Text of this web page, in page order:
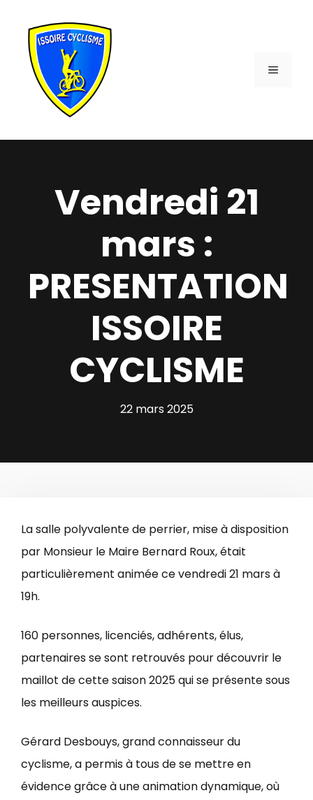
contenu
MENU
Vendredi 21
mars :
PRESENTATION
ISSOIRE
CYCLISME
22 mars 2025
La salle polyvalente de perrier, mise à disposition
par Monsieur le Maire Bernard Roux, était
particulièrement animée ce vendredi 21 mars à
19h.
160 personnes, licenciés, adhérents, élus,
partenaires se sont retrouvés pour découvrir le
maillot de cette saison 2025 qui se présente sous
les meilleurs auspices.
Gérard Desbouys, grand connaisseur du
cyclisme, a permis à tous de se mettre en
évidence grâce à une animation dynamique, où